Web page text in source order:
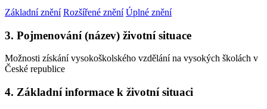
Základní znění Rozšířené znění Úplné znění
3. Pojmenování (název) životní situace
Možnosti získání vysokoškolského vzdělání na vysokých školách v
České republice
4. Základní informace k životní situaci